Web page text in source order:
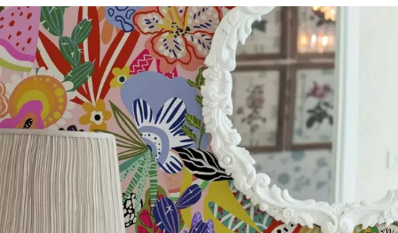
27.00€/m²
Premium
56.6734.00 €/m²
Vinile Premium
65.00 .00 € /m²